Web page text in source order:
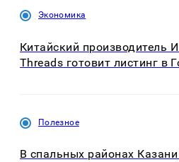
Экономика
Китайский производитель
Threads готовит листинг в
Полезное
В спальных районах